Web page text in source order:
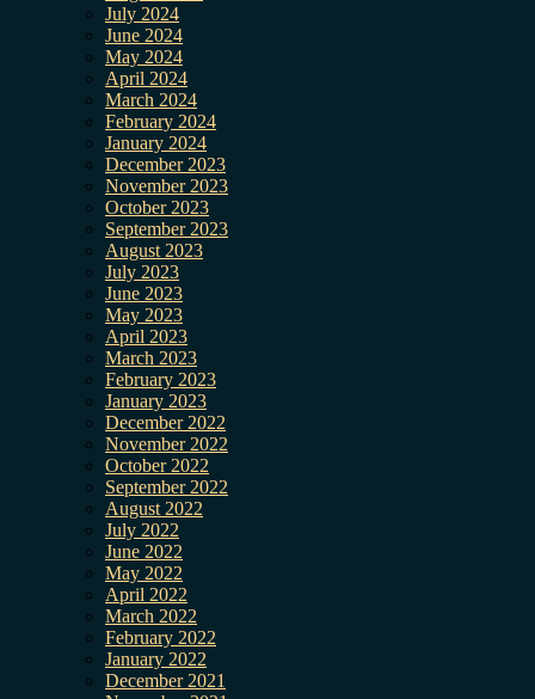
July 2024
June 2024
May 2024
April 2024
March 2024
February 2024
January 2024
December 2023
November 2023
October 2023
September 2023
August 2023
July 2023
June 2023
May 2023
April 2023
March 2023
February 2023
January 2023
December 2022
November 2022
October 2022
September 2022
August 2022
July 2022
June 2022
May 2022
April 2022
March 2022
February 2022
January 2022
December 2021